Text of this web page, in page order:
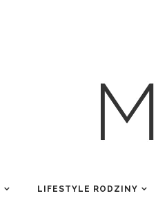
LIFESTYLE RODZINY